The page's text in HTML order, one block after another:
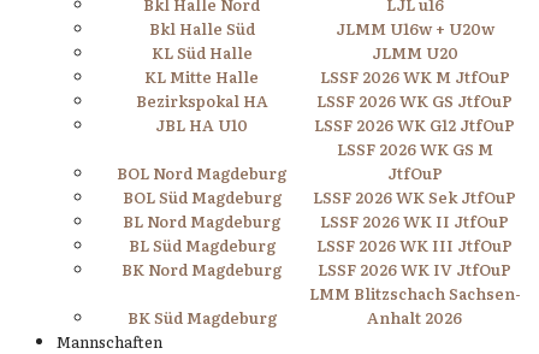
Bkl Halle Süd
JLMM U16w + U20w
KL Süd Halle
JLMM U20
KL Mitte Halle
LSSF 2026 WK M JtfOuP
Bezirkspokal HA
LSSF 2026 WK GS JtfOuP
JBL HA U10
LSSF 2026 WK G12 JtfOuP
BOL Nord Magdeburg
LSSF 2026 WK GS M
JtfOuP
BOL Süd Magdeburg
LSSF 2026 WK Sek JtfOuP
BL Nord Magdeburg
LSSF 2026 WK II JtfOuP
BL Süd Magdeburg
LSSF 2026 WK III JtfOuP
BK Nord Magdeburg
LSSF 2026 WK IV JtfOuP
BK Süd Magdeburg
LMM Blitzschach Sachsen-
Anhalt 2026
Mannschaften